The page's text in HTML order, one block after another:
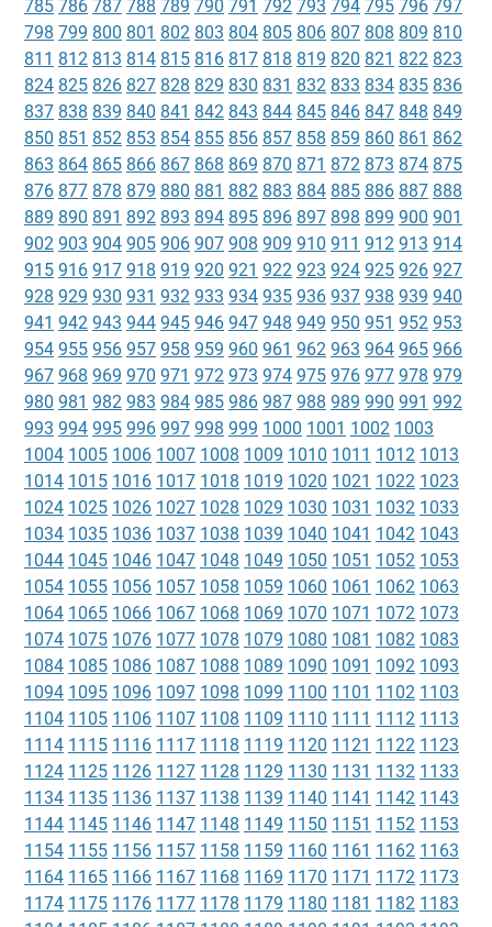
785 786 787 788 789 790 791 792 793 794 795 796 797
798 799 800 801 802 803 804 805 806 807 808 809 810
811 812 813 814 815 816 817 818 819 820 821 822 823
824 825 826 827 828 829 830 831 832 833 834 835 836
837 838 839 840 841 842 843 844 845 846 847 848 849
850 851 852 853 854 855 856 857 858 859 860 861 862
863 864 865 866 867 868 869 870 871 872 873 874 875
876 877 878 879 880 881 882 883 884 885 886 887 888
889 890 891 892 893 894 895 896 897 898 899 900 901
902 903 904 905 906 907 908 909 910 911 912 913 914
915 916 917 918 919 920 921 922 923 924 925 926 927
928 929 930 931 932 933 934 935 936 937 938 939 940
941 942 943 944 945 946 947 948 949 950 951 952 953
954 955 956 957 958 959 960 961 962 963 964 965 966
967 968 969 970 971 972 973 974 975 976 977 978 979
980 981 982 983 984 985 986 987 988 989 990 991 992
993 994 995 996 997 998 999 1000 1001 1002 1003
1004 1005 1006 1007 1008 1009 1010 1011 1012 1013
1014 1015 1016 1017 1018 1019 1020 1021 1022 1023
1024 1025 1026 1027 1028 1029 1030 1031 1032 1033
1034 1035 1036 1037 1038 1039 1040 1041 1042 1043
1044 1045 1046 1047 1048 1049 1050 1051 1052 1053
1054 1055 1056 1057 1058 1059 1060 1061 1062 1063
1064 1065 1066 1067 1068 1069 1070 1071 1072 1073
1074 1075 1076 1077 1078 1079 1080 1081 1082 1083
1084 1085 1086 1087 1088 1089 1090 1091 1092 1093
1094 1095 1096 1097 1098 1099 1100 1101 1102 1103
1104 1105 1106 1107 1108 1109 1110 1111 1112 1113
1114 1115 1116 1117 1118 1119 1120 1121 1122 1123
1124 1125 1126 1127 1128 1129 1130 1131 1132 1133
1134 1135 1136 1137 1138 1139 1140 1141 1142 1143
1144 1145 1146 1147 1148 1149 1150 1151 1152 1153
1154 1155 1156 1157 1158 1159 1160 1161 1162 1163
1164 1165 1166 1167 1168 1169 1170 1171 1172 1173
1174 1175 1176 1177 1178 1179 1180 1181 1182 1183